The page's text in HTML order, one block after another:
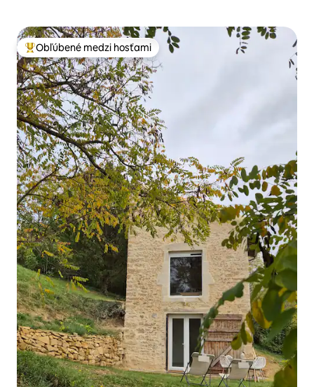
Najobľúbenejšie medzi hosťami
Obľúbené medzi hosťami